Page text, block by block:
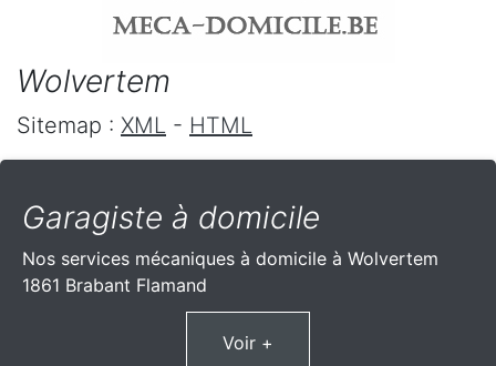
Wolvertem
Sitemap : XML - HTML
Garagiste à domicile
Nos services mécaniques à domicile à Wolvertem
1861 Brabant Flamand
Voir +